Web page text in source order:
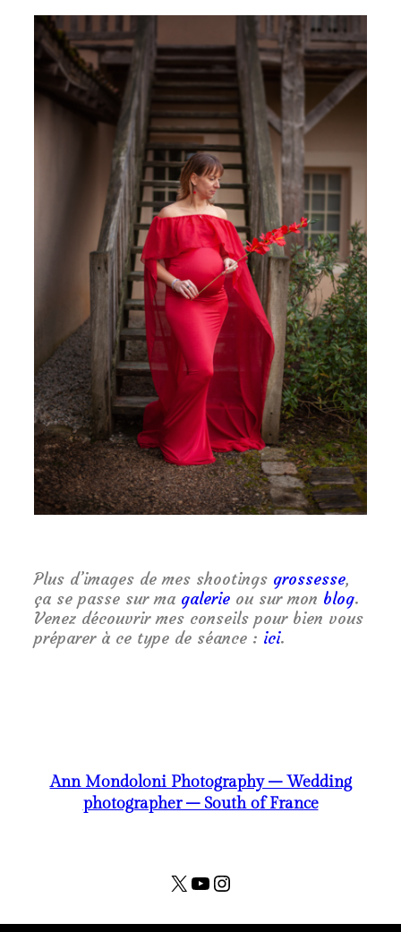
Plus d’images de mes shootings grossesse,
ça se passe sur ma galerie ou sur mon blog.
Venez découvrir mes conseils pour bien vous
préparer à ce type de séance : ici.
Ann Mondoloni Photography – Wedding
photographer – South of France